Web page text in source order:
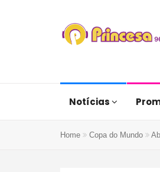
Notícias
Home Copa do Mundo